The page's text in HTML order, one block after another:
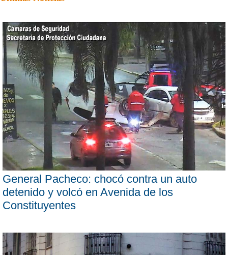
General Pacheco: chocó contra un auto
detenido y volcó en Avenida de los
Constituyentes